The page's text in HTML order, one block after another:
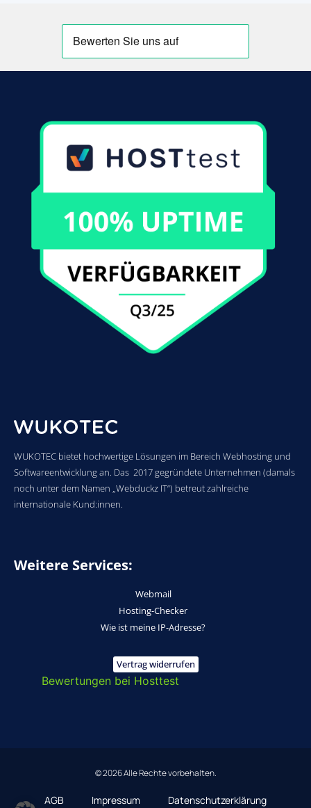
WUKOTEC bietet hochwertige Lösungen im Bereich Webhosting und
Softwareentwicklung an. Das 2017 gegründete Unternehmen (damals
noch unter dem Namen „Webduckz IT“) betreut zahlreiche
internationale Kund:innen.
Weitere Services:
Webmail
Hosting-Checker
Wie ist meine IP-Adresse?
Vertrag widerrufen
Bewertungen bei Hosttest
© 2026 Alle Rechte vorbehalten.
AGB Impressum Datenschutzerklärung